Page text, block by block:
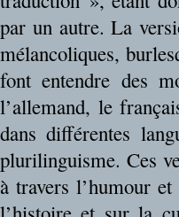
par un autre. La
mélancoliques,
font entendre des
l’allemand, le
dans différentes
plurilinguisme. Ces
à travers l’humour